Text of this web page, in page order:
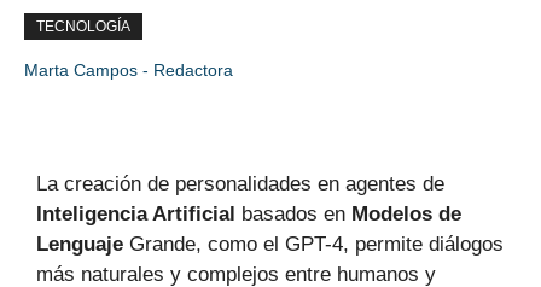
TECNOLOGÍA
Marta Campos - Redactora
La creación de personalidades en agentes de
Inteligencia Artificial basados en Modelos de
Lenguaje Grande, como el GPT-4, permite diálogos
más naturales y complejos entre humanos y